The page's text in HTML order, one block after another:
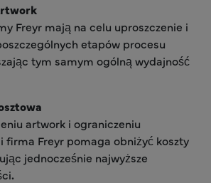
Freyr mają na celu uproszczenie i
etapów procesu
tym samym ogólną wydajność
artwork i ograniczeniu
firma Freyr pomaga obniżyć koszty
jednocześnie najwyższe
.